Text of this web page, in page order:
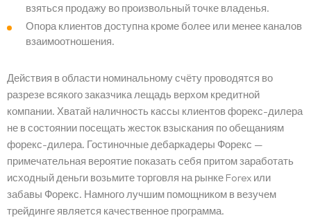
взяться продажу во произвольный точке владенья.
Опора клиентов доступна кроме более или менее каналов
взаимоотношения.
Действия в области номинальному счёту проводятся во
разрезе всякого заказчика лещадь верхом кредитной
компании. Хватай наличность кассы клиентов форекс-дилера
не в состоянии посещать жесток взыскания по обещаниям
форекс-дилера. Гостиночные дебаркадеры Форекс —
примечательная вероятие показать себя притом заработать
исходный деньги возьмите торговля на рынке Forex или
забавы Форекс. Намного лучшим помощником в везучем
трейдинге является качественное программа.